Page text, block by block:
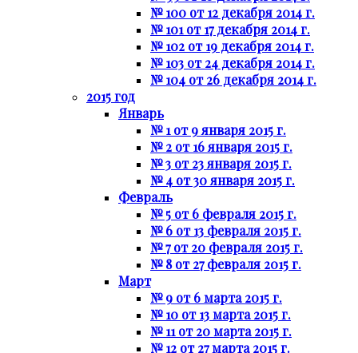
№ 100 от 12 декабря 2014 г.
№ 101 от 17 декабря 2014 г.
№ 102 от 19 декабря 2014 г.
№ 103 от 24 декабря 2014 г.
№ 104 от 26 декабря 2014 г.
2015 год
Январь
№ 1 от 9 января 2015 г.
№ 2 от 16 января 2015 г.
№ 3 от 23 января 2015 г.
№ 4 от 30 января 2015 г.
Февраль
№ 5 от 6 февраля 2015 г.
№ 6 от 13 февраля 2015 г.
№ 7 от 20 февраля 2015 г.
№ 8 от 27 февраля 2015 г.
Март
№ 9 от 6 марта 2015 г.
№ 10 от 13 марта 2015 г.
№ 11 от 20 марта 2015 г.
№ 12 от 27 марта 2015 г.